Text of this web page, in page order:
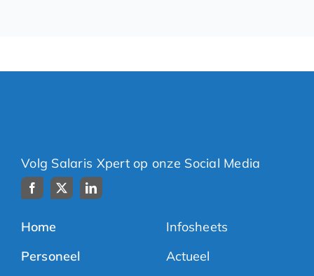
Volg Salaris Xpert op onze Social Media
Home
Personeel
Infosheets
Actueel